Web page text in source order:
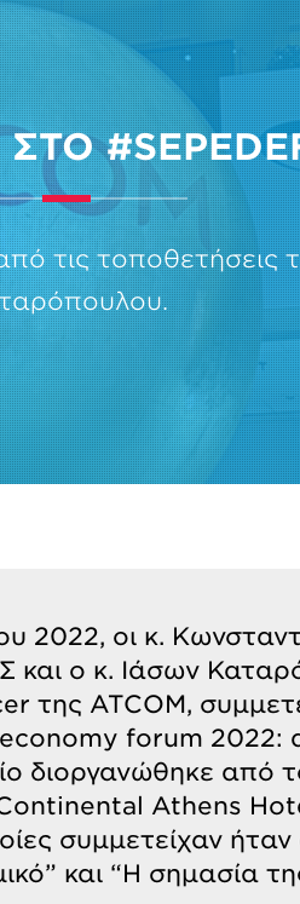
ΣΤΟ
τις τοποθετήσεις
2022, οι κ.
και ο κ. Ιάσων
της ATCOM,
forum 2022:
διοργανώθηκε από
Athens
συμμετείχαν
και “Η σημασία